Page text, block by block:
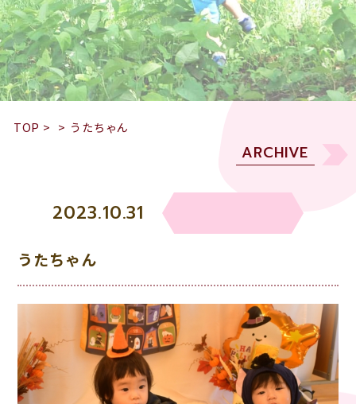
TOP > > うたちゃん
ARCHIVE
2023.10.31
うたちゃん